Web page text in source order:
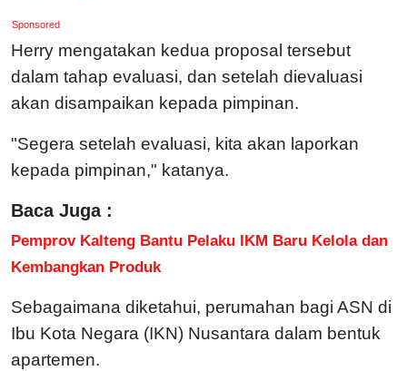
Sponsored
Herry mengatakan kedua proposal tersebut
dalam tahap evaluasi, dan setelah dievaluasi
akan disampaikan kepada pimpinan.
"Segera setelah evaluasi, kita akan laporkan
kepada pimpinan," katanya.
Baca Juga :
Pemprov Kalteng Bantu Pelaku IKM Baru Kelola dan
Kembangkan Produk
Sebagaimana diketahui, perumahan bagi ASN di
Ibu Kota Negara (IKN) Nusantara dalam bentuk
apartemen.